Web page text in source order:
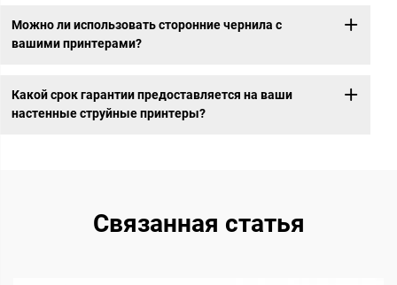
Можно ли использовать сторонние чернила с
вашими принтерами?
Какой срок гарантии предоставляется на ваши
настенные струйные принтеры?
Связанная статья